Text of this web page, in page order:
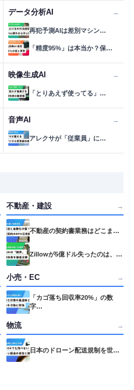
データ分析AI →
再犯予測AIは差別マシン…
「精度95%」は本当か？保…
映像生成AI →
「とりあえず使ってる」…
音声AI →
アレクサが「従業員」に…
不動産・建設 →
不動産の契約書業務はどこま…
Zillowが5億ドル失ったのは、…
小売・EC →
「カゴ落ち回収率20%」の数
字…
物流 →
日本のドローン配送規制を世…